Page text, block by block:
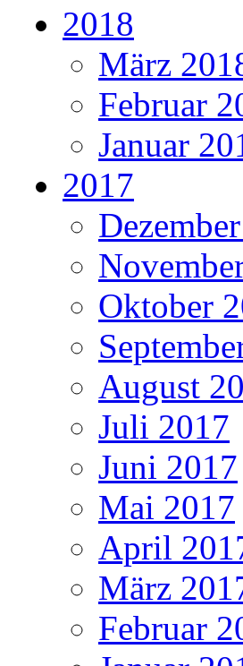
2018
März
Februar
Januar
2017
Oktober
August
Juli 2017
Juni 2017
Mai 2017
April
März
Februar